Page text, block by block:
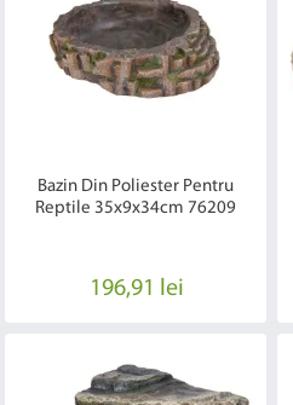
Bazin Din Poliester Pentru
Reptile 35x9x34cm 76209
196,91 lei